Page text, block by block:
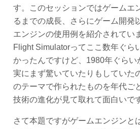
す。このセッションではゲームエ
るまでの成長、さらにゲーム開発
エンジンの使用例を紹介されてい
Flight Simulatorってここ数年ぐら
かったんですけど、1980年ぐらい
実にまず驚いていたりもしていた
のテーマで作られたものを年代ご
技術の進化が見て取れて面白いで
さて本題ですがゲームエンジンと